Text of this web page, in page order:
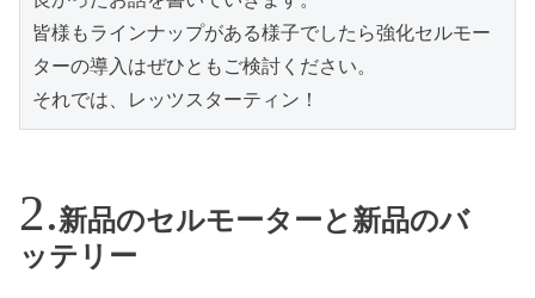
皆様もラインナップがある様子でしたら強化セルモー
ターの導入はぜひともご検討ください。
それでは、レッツスターティン！
新品のセルモーターと新品のバ
ッテリー